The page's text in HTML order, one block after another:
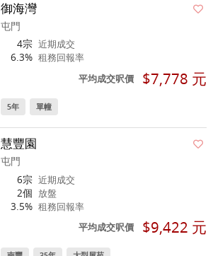
御海灣
屯門
4宗 近期成交
6.3% 租務回報率
平均成交呎價 $7,778 元
5年 單幢
慧豐園
屯門
6宗 近期成交
2個 放盤
3.5% 租務回報率
平均成交呎價 $9,422 元